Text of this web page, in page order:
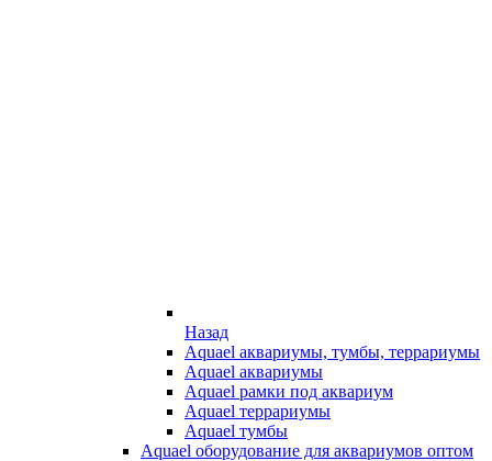
Назад
Aquael аквариумы, тумбы, террариумы
Aquael аквариумы
Aquael рамки под аквариум
Aquael террариумы
Aquael тумбы
Aquael оборудование для аквариумов оптом